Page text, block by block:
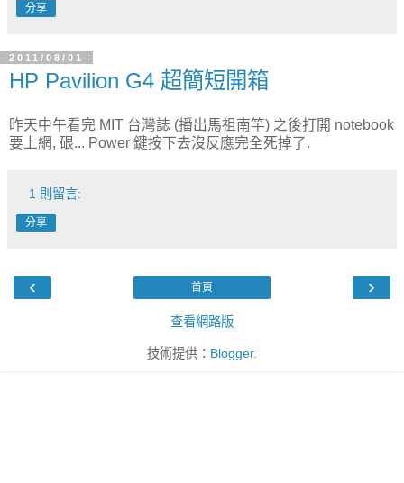
分享
2011/08/01
HP Pavilion G4 超簡短開箱
昨天中午看完 MIT 台灣誌 (播出馬祖南竿) 之後打開 notebook
要上網, 硍... Power 鍵按下去沒反應完全死掉了.
1 則留言:
分享
‹ ›
首頁
查看網路版
技術提供： Blogger.